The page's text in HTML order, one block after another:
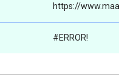
https://
#ERROR!